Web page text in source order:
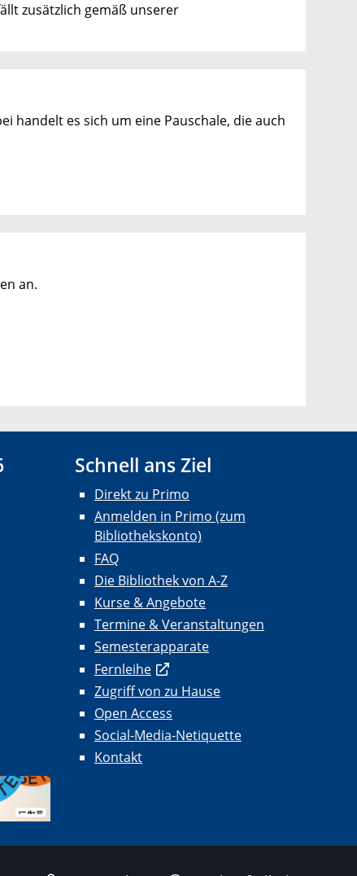
zusätzlich gemäß unserer
handelt es sich um eine Pauschale, die auch
an.
Schnell ans Ziel
Direkt zu Primo
Anmelden in Primo (zum
Bibliothekskonto)
FAQ
Die Bibliothek von A-Z
Kurse & Angebote
Termine & Veranstaltungen
Semesterapparate
Fernleihe
Zugriff von zu Hause
Open Access
Social-Media-Netiquette
Kontakt